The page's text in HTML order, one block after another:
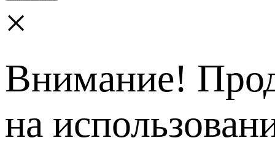
×
Внимание!
на